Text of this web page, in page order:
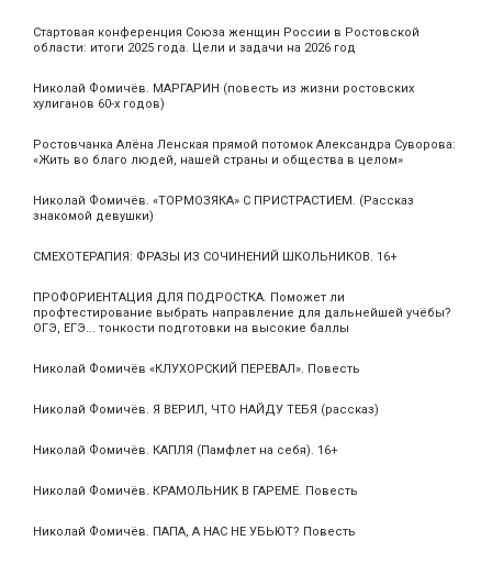
Стартовая конференция Союза женщин России в Ростовской
области: итоги 2025 года. Цели и задачи на 2026 год
Николай Фомичёв. МАРГАРИН (повесть из жизни ростовских
хулиганов 60-х годов)
Ростовчанка Алёна Ленская прямой потомок Александра Суворова:
«Жить во благо людей, нашей страны и общества в целом»
Николай Фомичёв. «ТОРМОЗЯКА» С ПРИСТРАСТИЕМ. (Рассказ
знакомой девушки)
СМЕХОТЕРАПИЯ: ФРАЗЫ ИЗ СОЧИНЕНИЙ ШКОЛЬНИКОВ. 16+
ПРОФОРИЕНТАЦИЯ ДЛЯ ПОДРОСТКА. Поможет ли
профтестирование выбрать направление для дальнейшей учёбы?
ОГЭ, ЕГЭ... тонкости подготовки на высокие баллы
Николай Фомичёв «КЛУХОРСКИЙ ПЕРЕВАЛ». Повесть
Николай Фомичёв. Я ВЕРИЛ, ЧТО НАЙДУ ТЕБЯ (рассказ)
Николай Фомичёв. КАПЛЯ (Памфлет на себя). 16+
Николай Фомичёв. КРАМОЛЬНИК В ГАРЕМЕ. Повесть
Николай Фомичёв. ПАПА, А НАС НЕ УБЬЮТ? Повесть